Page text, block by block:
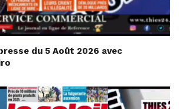
du 5 Août 2026 avec